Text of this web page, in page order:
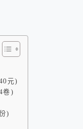
元)
卷)
)